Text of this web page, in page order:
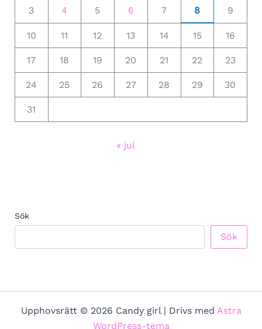
3 4 5 6 7 8 9
10 11 12 13 14 15 16
17 18 19 20 21 22 23
24 25 26 27 28 29 30
31
« jul
Sök
Sök
Upphovsrätt © 2026 Candy girl | Drivs med Astra
WordPress-tema